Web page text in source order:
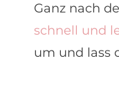
Ganz nach
schnell und
um und lass